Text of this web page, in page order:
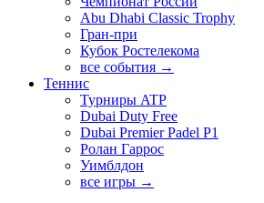
Abu Dhabi Classic Trophy
Гран-при
Кубок Ростелекома
все события →
Теннис
Турниры ATP
Dubai Duty Free
Dubai Premier Padel P1
Ролан Гаррос
Уимблдон
все игры →